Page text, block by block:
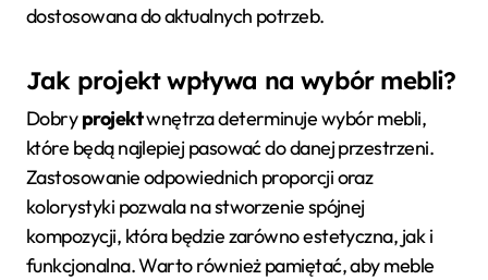
dostosowana do aktualnych potrzeb.
Jak projekt wpływa na wybór mebli?
Dobryprojektwnętrza determinuje wybór mebli,
które będą najlepiej pasować do danej przestrzeni.
Zastosowanie odpowiednich proporcji oraz
kolorystyki pozwala na stworzenie spójnej
kompozycji, która będzie zarówno estetyczna, jak i
funkcjonalna. Warto również pamiętać, aby meble